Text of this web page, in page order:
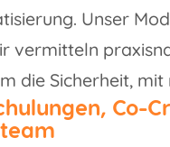
Unser
vermitteln
die Sicherheit,
Co-